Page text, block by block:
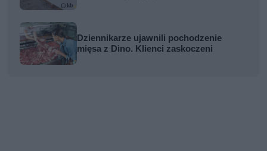
Dziennikarze ujawnili pochodzenie
mięsa z Dino. Klienci zaskoczeni